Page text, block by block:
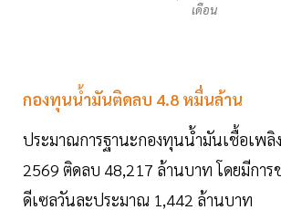
เดือน
กองทุนน้ำมันติดลบ 4.8 หมื่นล้าน
ประมาณการฐานะกองทุนน้ำมันเชื้อเพลิ
2569 ติดลบ 48,217 ล้านบาท โดยมีการ
ดีเซลวันละประมาณ 1,442 ล้านบาท